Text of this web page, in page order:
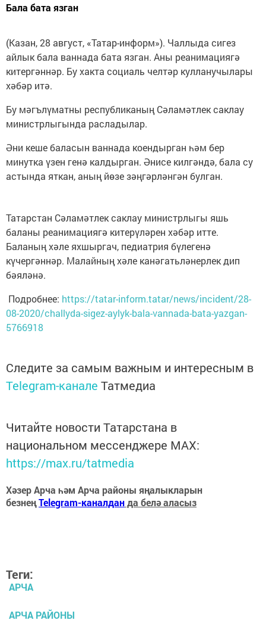
Бала бата язган
(Казан, 28 август, «Татар-информ»). Чаллыда сигез
айлык бала ваннада бата язган. Аны реанимациягә
китергәннәр. Бу хакта социаль челтәр кулланучылары
хәбәр итә.
Бу мәгълүматны республиканың Сәламәтлек саклау
министрлыгында расладылар.
Әни кеше баласын ваннада коендырган һәм бер
минутка үзен генә калдырган. Әнисе килгәндә, бала су
астында яткан, аның йөзе зәңгәрләнгән булган.
Татарстан Сәламәтлек саклау министрлыгы яшь
баланы реанимациягә китерүләрен хәбәр итте.
Баланың хәле яхшыргач, педиатрия бүлегенә
күчергәннәр. Малайның хәле канәгатьләнерлек дип
бәяләнә.
Подробнее: https://tatar-inform.tatar/news/incident/28-
08-2020/challyda-sigez-aylyk-bala-vannada-bata-yazgan-
5766918
Следите за самым важным и интересным в
Telegram-канале Татмедиа
Читайте новости Татарстана в
национальном мессенджере MАХ:
https://max.ru/tatmedia
Хәзер Арча һәм Арча районы яңалыкларын
безнеңTelegram-каналданда белә аласыз
Теги:
АРЧА
АРЧА РАЙОНЫ